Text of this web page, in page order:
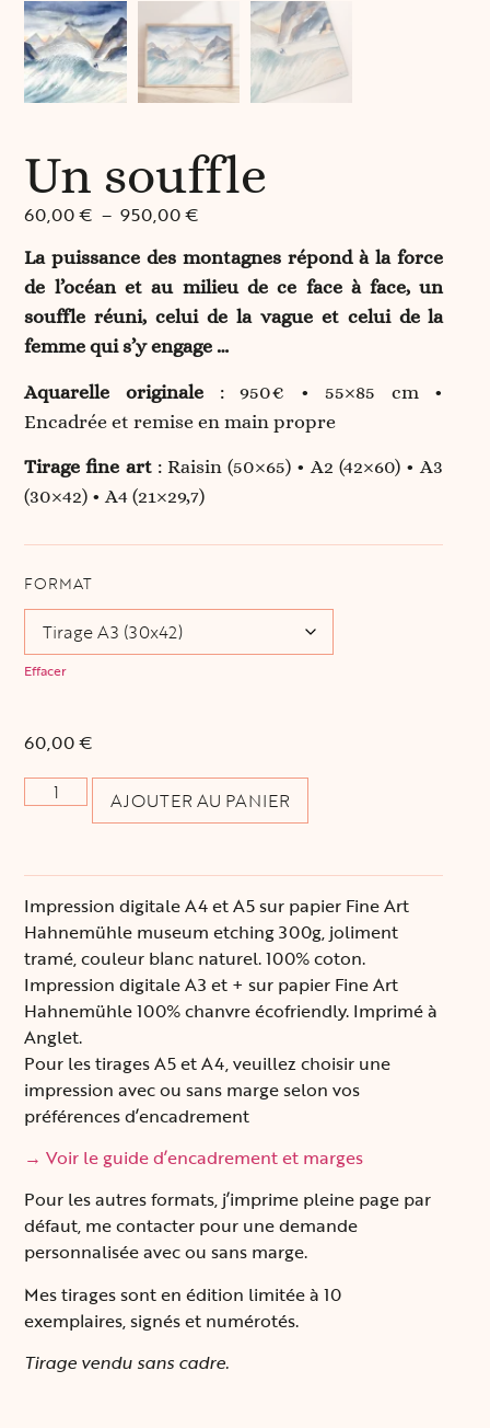
Un souffle
60,00€ – 950,00€
La puissance des montagnes répond à la force
de l’océan et au milieu de ce face à face, un
souffle réuni, celui de la vague et celui de la
femme qui s’y engage …
Aquarelle originale: 950€ • 55×85 cm •
Encadrée et remise en main propre
Tirage fine art: Raisin (50×65) • A2 (42×60) • A3
(30×42) • A4 (21×29,7)
FORMAT
Effacer
60,00€
AJOUTER AU PANIER
Impression digitale A4 et A5 sur papier Fine Art
Hahnemühle museum etching 300g, joliment
tramé, couleur blanc naturel. 100% coton.
Impression digitale A3 et + sur papier Fine Art
Hahnemühle 100% chanvre écofriendly. Imprimé à
Anglet.
Pour les tirages A5 et A4, veuillez choisir une
impression avec ou sans marge selon vos
préférences d’encadrement
→ Voir le guide d’encadrement et marges
Pour les autres formats, j’imprime pleine page par
défaut, me contacter pour une demande
personnalisée avec ou sans marge.
Mes tirages sont en édition limitée à 10
exemplaires, signés et numérotés.
Tirage vendu sans cadre.